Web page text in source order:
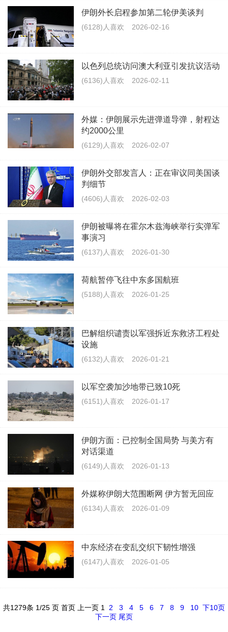
伊朗外长启程参加第二轮伊美谈判
(6128)人喜欢 2026-02-16
以色列总统访问澳大利亚引发抗议活动
(6136)人喜欢 2026-02-11
外媒：伊朗展示先进弹道导弹，射程达
约2000公里
(6129)人喜欢 2026-02-07
伊朗外交部发言人：正在审议同美国谈
判细节
(4606)人喜欢 2026-02-03
伊朗被曝将在霍尔木兹海峡举行实弹军
事演习
(6137)人喜欢 2026-01-30
荷航暂停飞往中东多国航班
(5188)人喜欢 2026-01-25
巴解组织谴责以军强拆近东救济工程处
设施
(6132)人喜欢 2026-01-21
以军空袭加沙地带已致10死
(6151)人喜欢 2026-01-17
伊朗方面：已控制全国局势 与美方有
对话渠道
(6149)人喜欢 2026-01-13
外媒称伊朗大范围断网 伊方暂无回应
(6134)人喜欢 2026-01-09
中东经济在变乱交织下韧性增强
(6147)人喜欢 2026-01-05
共1279条 1/25 页 首页 上一页 1 2 3 4 5 6 7 8 9 10 下10页
下一页 尾页